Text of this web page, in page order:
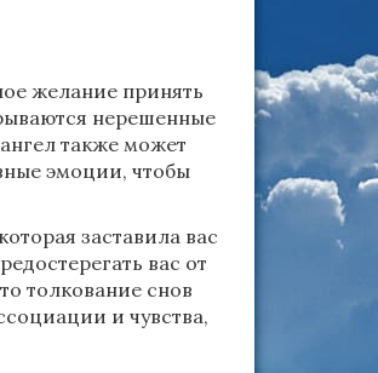
желание принять
нерешенные
также может
эмоции, чтобы
заставила вас
вас от
толкование снов
и чувства,